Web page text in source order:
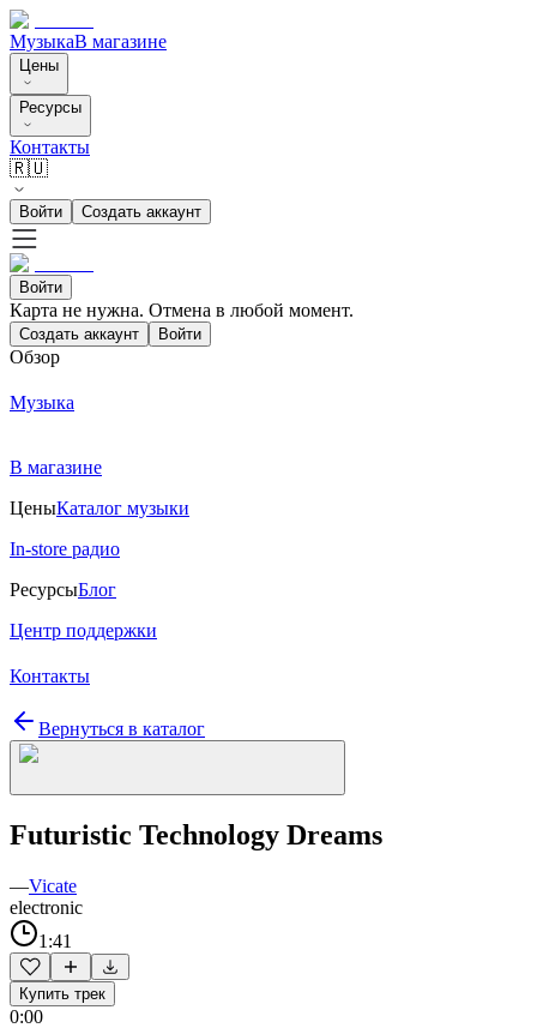
МузыкаВ магазине
Цены
Ресурсы
Контакты
🇷🇺
Войти Создать аккаунт
Войти
Карта не нужна. Отмена в любой момент.
Создать аккаунт Войти
Обзор
Музыка
В магазине
ЦеныКаталог музыки
In-store радио
РесурсыБлог
Центр поддержки
Контакты
Вернуться в каталог
Futuristic Technology Dreams
—Vicate
electronic
1:41
Купить трек
0:00